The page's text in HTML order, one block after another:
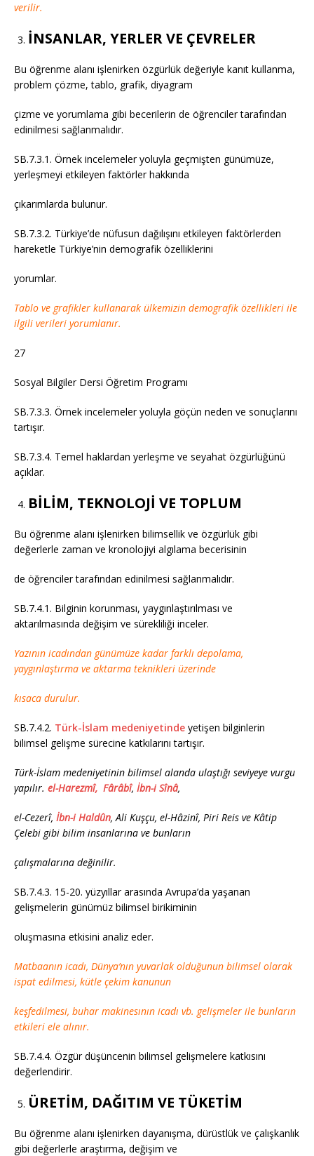
verilir.
İNSANLAR, YERLER VE ÇEVRELER
Bu öğrenme alanı işlenirken özgürlük değeriyle kanıt kullanma,
problem çözme, tablo, grafik, diyagram
çizme ve yorumlama gibi becerilerin de öğrenciler tarafından
edinilmesi sağlanmalıdır.
SB.7.3.1. Örnek incelemeler yoluyla geçmişten günümüze,
yerleşmeyi etkileyen faktörler hakkında
çıkarımlarda bulunur.
SB.7.3.2. Türkiye’de nüfusun dağılışını etkileyen faktörlerden
hareketle Türkiye’nin demografik özelliklerini
yorumlar.
Tablo ve grafikler kullanarak ülkemizin demografik özellikleri ile
ilgili verileri yorumlanır.
27
Sosyal Bilgiler Dersi Öğretim Programı
SB.7.3.3. Örnek incelemeler yoluyla göçün neden ve sonuçlarını
tartışır.
SB.7.3.4. Temel haklardan yerleşme ve seyahat özgürlüğünü
açıklar.
BİLİM, TEKNOLOJİ VE TOPLUM
Bu öğrenme alanı işlenirken bilimsellik ve özgürlük gibi
değerlerle zaman ve kronolojiyi algılama becerisinin
de öğrenciler tarafından edinilmesi sağlanmalıdır.
SB.7.4.1. Bilginin korunması, yaygınlaştırılması ve
aktarılmasında değişim ve sürekliliği inceler.
Yazının icadından günümüze kadar farklı depolama,
yaygınlaştırma ve aktarma teknikleri üzerinde
kısaca durulur.
SB.7.4.2. Türk-İslam medeniyetinde yetişen bilginlerin
bilimsel gelişme sürecine katkılarını tartışır.
Türk-İslam medeniyetinin bilimsel alanda ulaştığı seviyeye vurgu
yapılır. el-Harezmî, Fârâbî, İbn-i Sînâ,
el-Cezerî, İbn-i Haldûn, Ali Kuşçu, el-Hâzinî, Piri Reis ve Kâtip
Çelebi gibi bilim insanlarına ve bunların
çalışmalarına değinilir.
SB.7.4.3. 15-20. yüzyıllar arasında Avrupa’da yaşanan
gelişmelerin günümüz bilimsel birikiminin
oluşmasına etkisini analiz eder.
Matbaanın icadı, Dünya’nın yuvarlak olduğunun bilimsel olarak
ispat edilmesi, kütle çekim kanunun
keşfedilmesi, buhar makinesının icadı vb. gelişmeler ile bunların
etkileri ele alınır.
SB.7.4.4. Özgür düşüncenin bilimsel gelişmelere katkısını
değerlendirir.
ÜRETİM, DAĞITIM VE TÜKETİM
Bu öğrenme alanı işlenirken dayanışma, dürüstlük ve çalışkanlık
gibi değerlerle araştırma, değişim ve